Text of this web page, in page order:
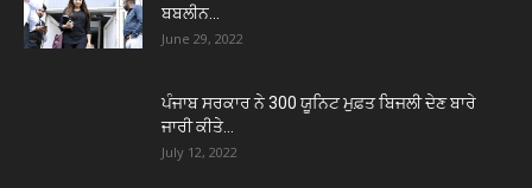
ਬਬਲੀਨ...
June 29, 2022
ਪੰਜਾਬ ਸਰਕਾਰ ਨੇ 300 ਯੂਨਿਟ ਮੁਫ਼ਤ ਬਿਜਲੀ ਦੇਣ ਬਾਰੇ
ਜਾਰੀ ਕੀਤੇ...
July 12, 2022